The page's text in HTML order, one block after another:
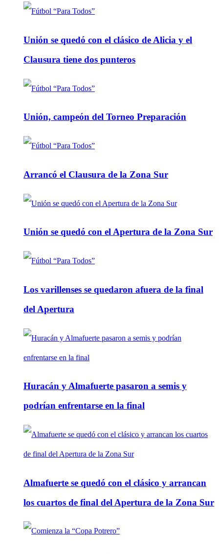
Unión se quedó con el clásico de Alicia y el
Clausura tiene dos punteros
Unión, campeón del Torneo Preparación
Arrancó el Clausura de la Zona Sur
Unión se quedó con el Apertura de la Zona Sur
Los varillenses se quedaron afuera de la final
del Apertura
Huracán y Almafuerte pasaron a semis y
podrían enfrentarse en la final
Almafuerte se quedó con el clásico y arrancan
los cuartos de final del Apertura de la Zona Sur